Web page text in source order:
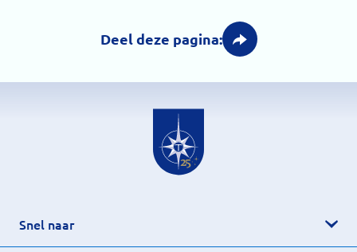
Deel deze pagina:
Snel naar